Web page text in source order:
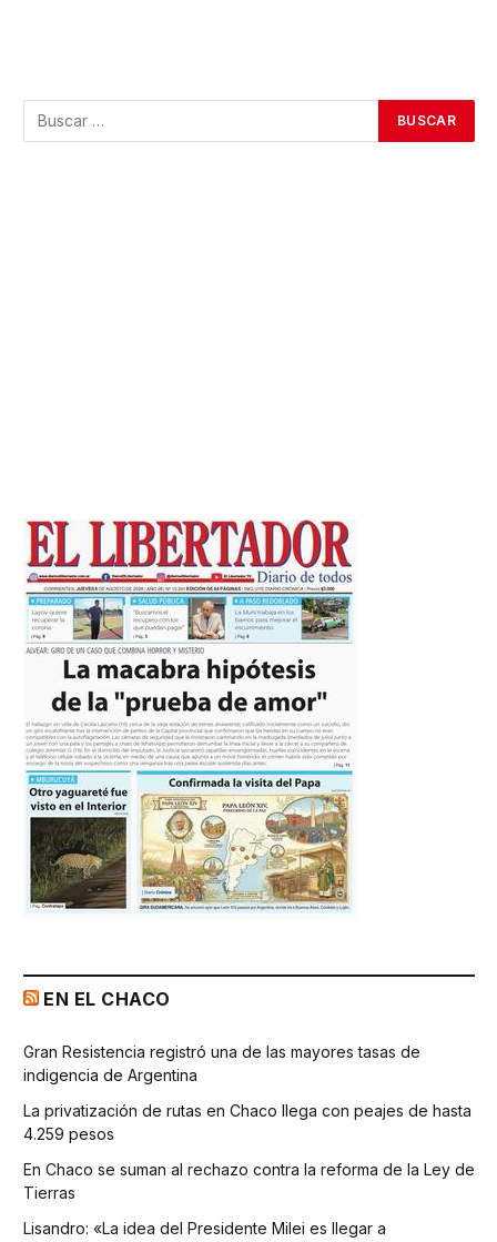
EN EL CHACO
Gran Resistencia registró una de las mayores tasas de
indigencia de Argentina
La privatización de rutas en Chaco llega con peajes de hasta
4.259 pesos
En Chaco se suman al rechazo contra la reforma de la Ley de
Tierras
Lisandro: «La idea del Presidente Milei es llegar a